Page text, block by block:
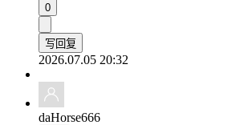
0
写回复
2026.07.05 20:32
daHorse666